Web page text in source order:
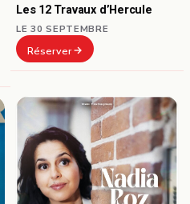
Les 12 Travaux d’Hercule
LE 30 SEPTEMBRE
Réserver